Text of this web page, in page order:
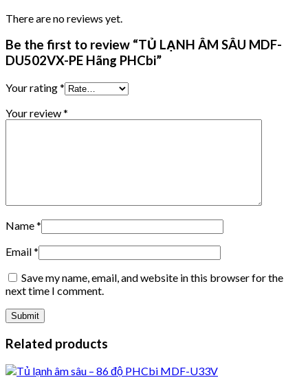
There are no reviews yet.
Be the first to review “TỦ LẠNH ÂM SÂU MDF-
DU502VX-PE Hãng PHCbi”
Your rating*
Your review*
Name*
Email*
Save my name, email, and website in this browser for the
next time I comment.
Related products